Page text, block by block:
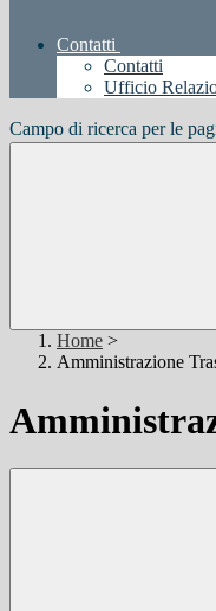
Contatti
Contatti
Ufficio
Campo di ricerca per le
Home >
Amministrazione